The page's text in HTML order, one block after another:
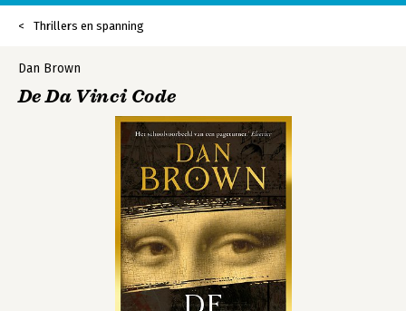
Thrillers en spanning
Dan Brown
De Da Vinci Code